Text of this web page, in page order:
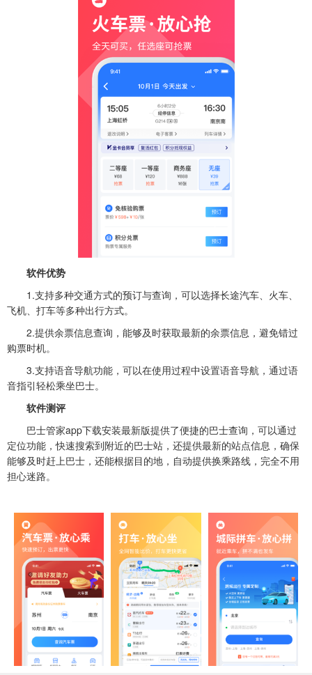
软件优势
1.支持多种交通方式的预订与查询，可以选择长途汽车、火车、
飞机、打车等多种出行方式。
2.提供余票信息查询，能够及时获取最新的余票信息，避免错过
购票时机。
3.支持语音导航功能，可以在使用过程中设置语音导航，通过语
音指引轻松乘坐巴士。
软件测评
巴士管家app下载安装最新版提供了便捷的巴士查询，可以通过
定位功能，快速搜索到附近的巴士站，还提供最新的站点信息，确保
能够及时赶上巴士，还能根据目的地，自动提供换乘路线，完全不用
担心迷路。